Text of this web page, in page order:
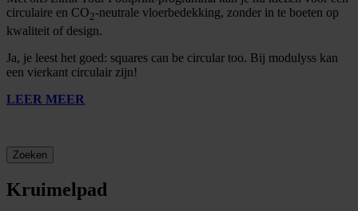
circulaire en CO2-neutrale vloerbedekking, zonder in te boeten op
kwaliteit of design.
Ja, je leest het goed: squares can be circular too. Bij modulyss kan
een vierkant circulair zijn!
LEER MEER
Zoeken
Kruimelpad